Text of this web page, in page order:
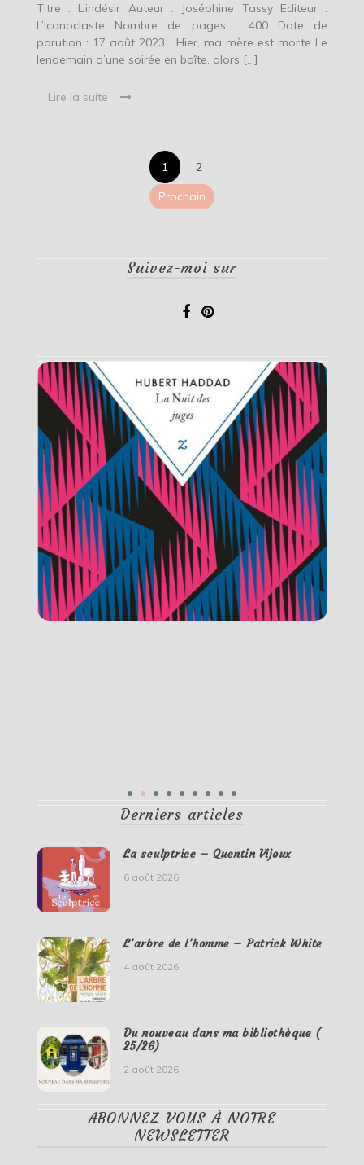
Titre : L’indésir Auteur : Joséphine Tassy Editeur :
L’Iconoclaste Nombre de pages : 400 Date de
parution : 17 août 2023 Hier, ma mère est morte Le
lendemain d’une soirée en boîte, alors […]
Lire la suite
Pagination
des
1
2
Prochain
Suivez-moi sur
Derniers articles
La sculptrice – Quentin Vijoux
6 août 2026
L’arbre de l’homme – Patrick White
4 août 2026
Du nouveau dans ma bibliothèque (
25/26)
2 août 2026
ABONNEZ-VOUS À NOTRE
NEWSLETTER